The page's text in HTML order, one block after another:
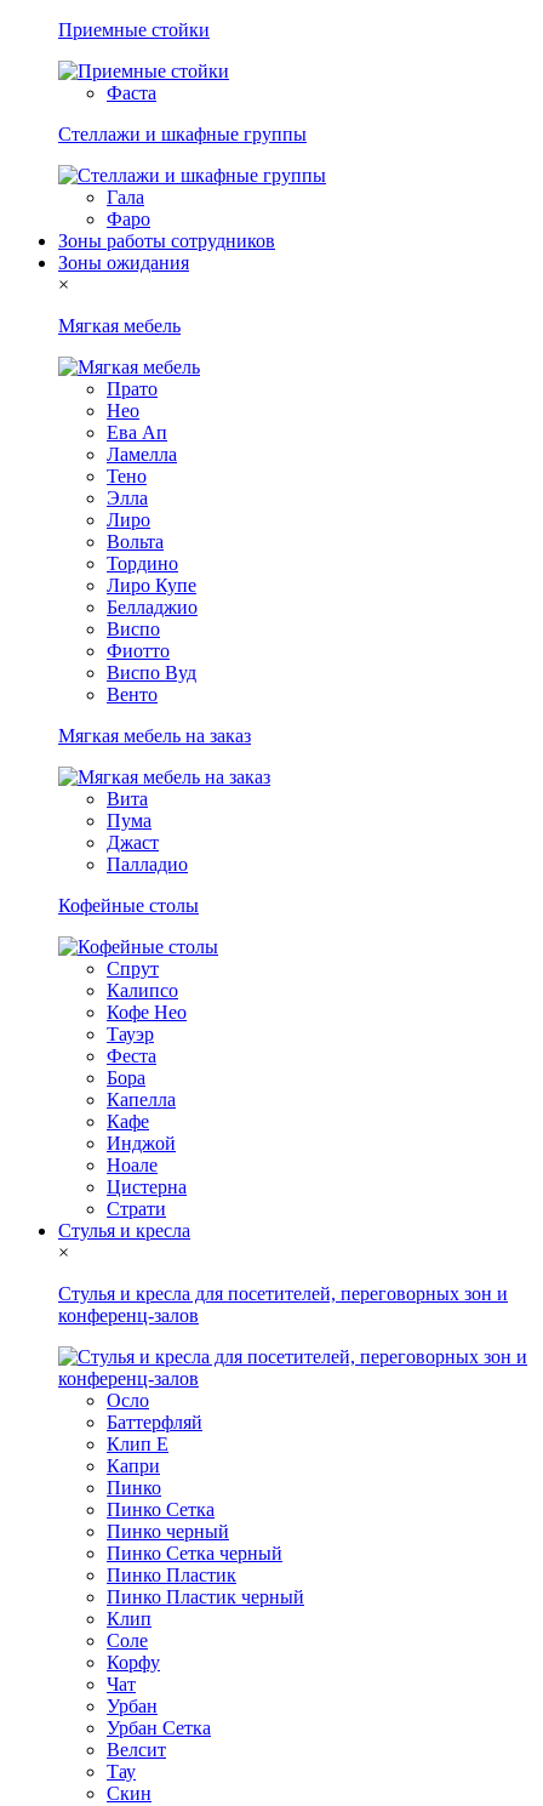
Приемные стойки
Фаста
Стеллажи и шкафные группы
Гала
Фаро
Зоны работы сотрудников
Зоны ожидания
×
Мягкая мебель
Прато
Нео
Ева Ап
Ламелла
Тено
Элла
Лиро
Вольта
Тордино
Лиро Купе
Белладжио
Виспо
Фиотто
Виспо Вуд
Венто
Мягкая мебель на заказ
Вита
Пума
Джаст
Палладио
Кофейные столы
Спрут
Калипсо
Кофе Нео
Тауэр
Феста
Бора
Капелла
Кафе
Инджой
Ноале
Цистерна
Страти
Стулья и кресла
×
Стулья и кресла для посетителей, переговорных зон и
конференц-залов
Осло
Баттерфляй
Клип Е
Капри
Пинко
Пинко Сетка
Пинко черный
Пинко Сетка черный
Пинко Пластик
Пинко Пластик черный
Клип
Соле
Корфу
Чат
Урбан
Урбан Сетка
Велсит
Тау
Скин